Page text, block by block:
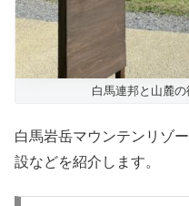
白馬連邦と山麓
白馬岩岳マウンテンリゾ
設などを紹介します。